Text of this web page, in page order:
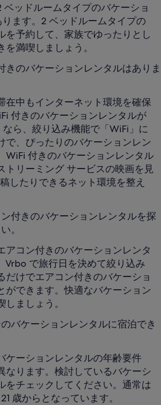
ッドルームタイプのバケーショ
ます。2 ベッドルームタイプの
を予約して、家族でゆったりとし
満喫しましょう。
きのバケーションレンタルはありま
在中もインターネット環境を確保
付きのバケーションレンタルが
ら、絞り込み機能で「WiFi」に
で、ぴったりのバケーションレン
WiFi 付きのバケーションレンタル
トリーミング サービスの映画を見
したりできるネット環境を整え
付きのバケーションレンタルを探
。
アコン付きのバケーションレンタ
Vrbo で旅行日を決めて絞り込み
だけでエアコン付きのバケーショ
ができます。快適なバケーション
ましょう。
バケーションレンタルに宿泊でき
ケーションレンタルの年齢要件
なります。検討しているバケーシ
をチェックしてください。通常は
歳からとなっています。